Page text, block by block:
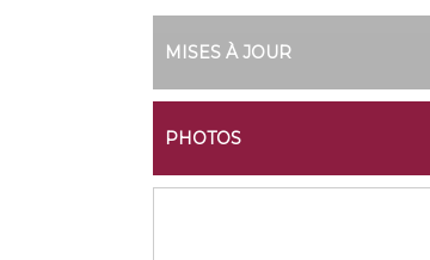
MISES À JOUR
PHOTOS